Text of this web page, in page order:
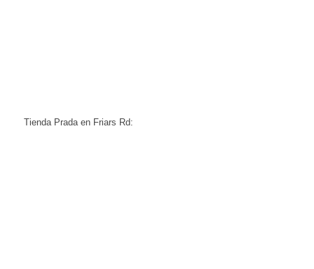
Tienda Prada en Friars Rd: